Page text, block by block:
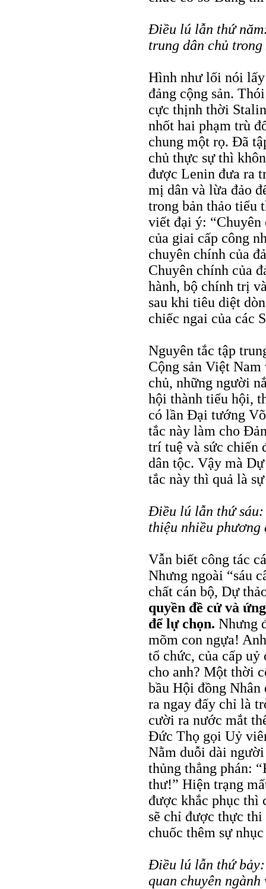
Điều lú lẫn thứ
trung dân chủ
Hình như lối nói lấy
đảng cộng sản.
cực thịnh thời
nhốt hai phạm trù
chung một rọ. Đã
chủ thực sự thì
được Lenin đưa ra
mị dân và lừa đảo
trong bản thảo tiểu
viết đại ý: “Chuyên
của giai cấp công
chuyên chính của
Chuyên chính của
hành, bộ chính trị
sau khi tiêu diệt
chiếc ngai của các
Nguyên tắc tập
Cộng sản Việt
chủ, những người
hội thành tiểu hội,
có lần Đại tướng
tắc này làm cho
trí tuệ và sức chiến
dân tộc. Vậy mà
tắc này thì quả là
Điều lú lẫn thứ
thiệu nhiều phương
Vẫn biết công tác
Nhưng ngoài “sáu
chất cán bộ, Dự
quyền đề cử và
để lự chọn. Nhưng
mõm con ngựa!
tổ chức, của cấp uỷ
cho anh? Một thời
bầu Hội đồng
ra ngay đấy chỉ là
cười ra nước mắt
Đức Thọ gọi Uỷ
Nằm duỗi dài
thủng thẳng phán:
thư!” Hiện trạng
được khắc phục thì
sẽ chỉ được thực
chuốc thêm sự
Điều lú lẫn thứ
quan chuyên